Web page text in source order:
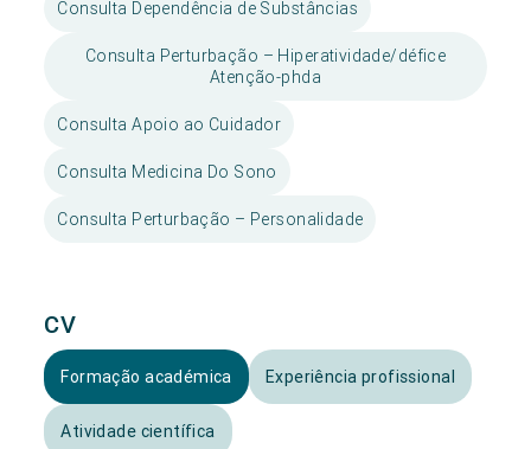
Consulta Dependência de Substâncias
Consulta Perturbação – Hiperatividade/défice
Atenção-phda
Consulta Apoio ao Cuidador
Consulta Medicina Do Sono
Consulta Perturbação – Personalidade
CV
Formação académica Experiência profissional
Atividade científica